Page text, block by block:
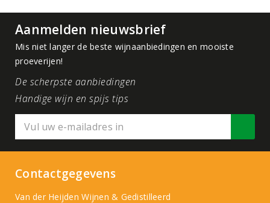
Aanmelden nieuwsbrief
Mis niet langer de beste wijnaanbiedingen en mooiste
proeverijen!
De scherpste aanbiedingen
Handige wijn en spijs tips
Contactgegevens
Van der Heijden Wijnen & Gedistilleerd